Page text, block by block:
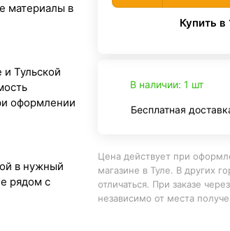
материалы в
Тульской
оформлении
в нужный
рядом с
Купить в
В наличии: 1 шт
Бесплатная
Цена действует при
магазине в Туле. В других
отличаться. При заказе
независимо от места